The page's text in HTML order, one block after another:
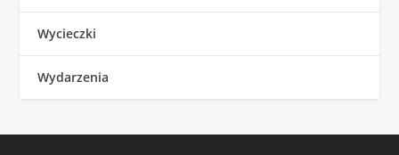
Wycieczki
Wydarzenia